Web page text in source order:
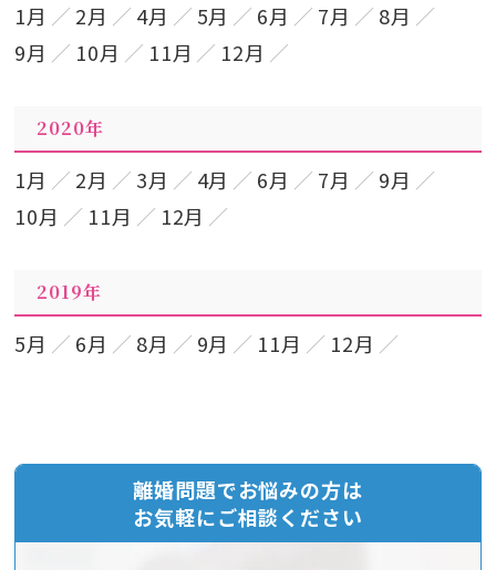
1月 2月 4月 5月 6月 7月
8月
9月
10月 11月 12月
2020年
1月 2月 3月 4月 6月 7月
9月
10月
11月 12月
2019年
5月 6月 8月 9月 11月 12月
離婚問題でお悩みの方は
お気軽にご相談ください